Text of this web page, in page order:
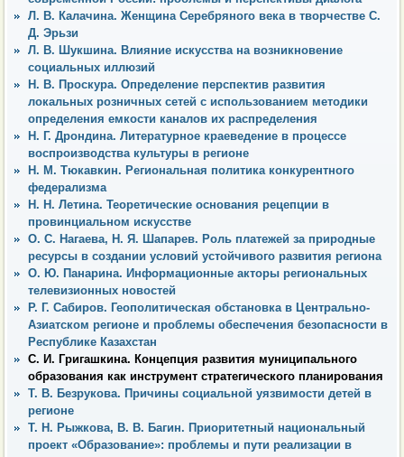
Л. В. Калачина. Женщина Серебряного века в творчестве С.
Д. Эрьзи
Л. В. Шукшина. Влияние искусства на возникновение
социальных иллюзий
Н. В. Проскура. Определение перспектив развития
локальных розничных сетей с использованием методики
определения емкости каналов их распределения
Н. Г. Дрондина. Литературное краеведение в процессе
воспроизводства культуры в регионе
Н. М. Тюкавкин. Региональная политика конкурентного
федерализма
Н. Н. Летина. Теоретические основания рецепции в
провинциальном искусстве
О. С. Нагаева, Н. Я. Шапарев. Роль платежей за природные
ресурсы в создании условий устойчивого развития региона
О. Ю. Панарина. Информационные акторы региональных
телевизионных новостей
Р. Г. Сабиров. Геополитическая обстановка в Центрально-
Азиатском регионе и проблемы обеспечения безопасности в
Республике Казахстан
С. И. Григашкина. Концепция развития муниципального
образования как инструмент стратегического планирования
Т. В. Безрукова. Причины социальной уязвимости детей в
регионе
Т. Н. Рыжкова, В. В. Багин. Приоритетный национальный
проект «Образование»: проблемы и пути реализации в